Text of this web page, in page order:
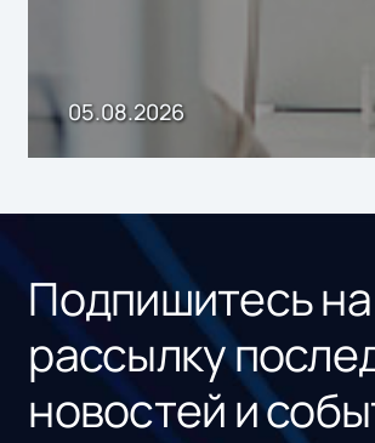
05.08.2026
Подпишитесь
рассылку
новостей и